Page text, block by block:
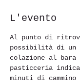
L'evento
Al punto di
possibilità di un
colazione al
pasticceria
minuti di cammino